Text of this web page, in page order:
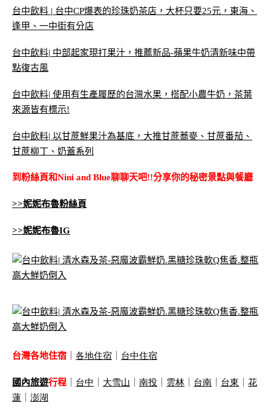
台中飲料 | 台中CP爆表的珍珠奶茶店，大杯只要25元，東海、
逢甲、一中街有分店
台中飲料| 中部起家現打果汁，推薦新品-蘋果牛奶清新味中帶
點復古風
台中飲料| 使用有生產履歷的台灣水果，搭配小農牛奶，茶葉
來源皆有標示!
台中飲料| 以甘蔗鮮果汁為基底，大推甘蔗蕎麥、甘蔗番茄、
甘蔗柳丁、奶蓋系列
到粉絲頁和Nini and Blue聊聊天吧!!分享你的秘密景點與餐廳
>>妮妮布魯粉絲頁
>>妮妮布魯IG
台灣各地住宿 各地住宿 台中住宿
國內旅遊行程 台中 大雪山 南投 雲林 台南 台東
花
蓮
澎湖